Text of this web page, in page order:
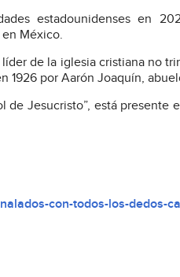
estadounidenses en
México.
de la iglesia cristiana no
1926 por Aarón Joaquín,
de Jesucristo”, está presente
con-todos-los-dedos-